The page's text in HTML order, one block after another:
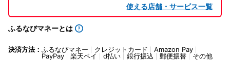
使える店舗・サービス一覧
ふるなびマネーとは
決済方法： ふるなびマネー クレジットカード
Amazon Pay
PayPay
楽天ペイ d払い 銀行振込 郵便振替 その他